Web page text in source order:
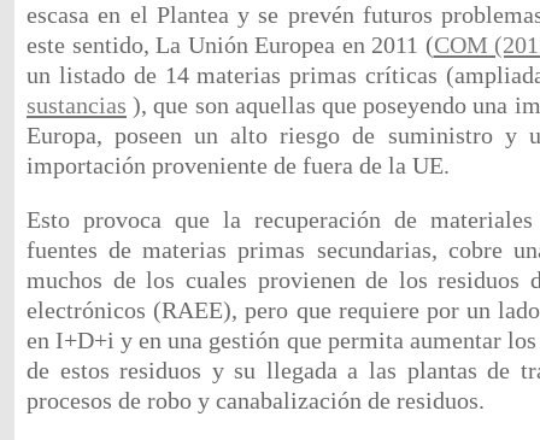
escasa en el Plantea y se prevén futuros
este sentido, La Unión Europea en 2011 (COM
un listado de 14 materias primas críticas
sustancias ), que son aquellas que poseyendo una
Europa, poseen un alto riesgo de suministro y
importación proveniente de fuera de la UE.
Esto provoca que la recuperación de
fuentes de materias primas secundarias, cobre
muchos de los cuales provienen de los residuos
electrónicos (RAEE), pero que requiere por un
en I+D+i y en una gestión que permita aumentar
de estos residuos y su llegada a las plantas de
procesos de robo y canabalización de residuos.